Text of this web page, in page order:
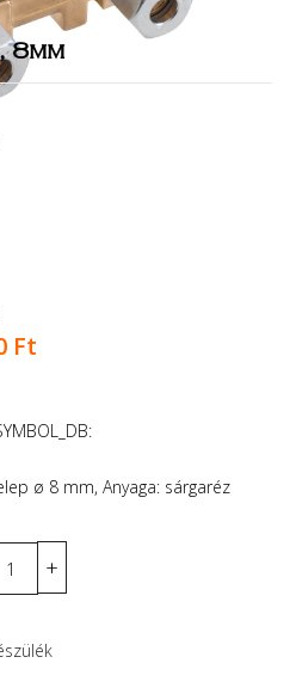
8mm
Ft
ø 8 mm, Anyaga: sárgaréz